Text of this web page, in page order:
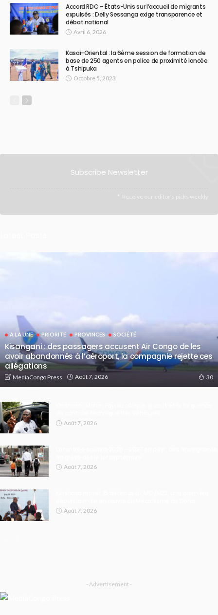
Accord RDC – États-Unis sur l’accueil de migrants
expulsés : Delly Sessanga exige transparence et
débat national
Avril 6, 2026
Kasaï-Oriental : la 6ème session de formation de
base de 250 agents en police de proximité lancée
à Tshipuka
Octobre 5, 2023
Subscribe Newsletter
Receive our editor's picks weekly
A LA UNE PRIORITE PROVINCES SOCIÉTÉ
Kisangani : des passagers accusent Air Congo de les
avoir abandonnés à l’aéroport, la compagnie rejette ces
allégations
MediaCongo Press Août 7, 2026 30
Août 7, 2026
Août 7, 2026
Août 7, 2026
- Advertisement -